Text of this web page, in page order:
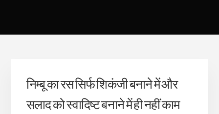
निम्बू का रस सिर्फ शिकंजी बनाने में और
सलाद को स्वादिष्ट बनाने में ही नहीं काम